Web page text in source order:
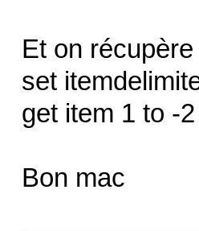
Et on
set
get item 1 to -
Bon mac